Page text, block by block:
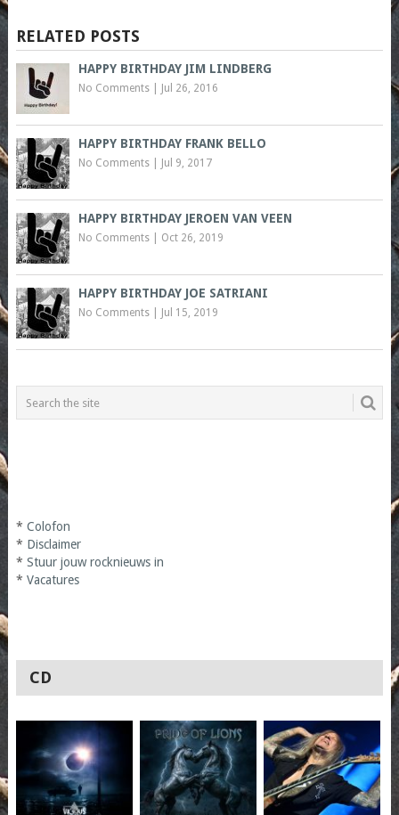
RELATED POSTS
HAPPY BIRTHDAY JIM LINDBERG
No Comments| Jul 26, 2016
HAPPY BIRTHDAY FRANK BELLO
No Comments| Jul 9, 2017
HAPPY BIRTHDAY JEROEN VAN VEEN
No Comments| Oct 26, 2019
HAPPY BIRTHDAY JOE SATRIANI
No Comments| Jul 15, 2019
* Colofon
* Disclaimer
* Stuur jouw rocknieuws in
* Vacatures
CD